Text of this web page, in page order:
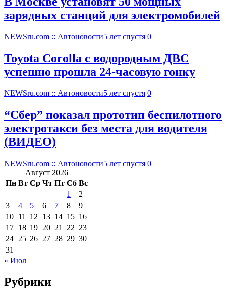
зарядных станций для электромобилей
NEWSru.com :: Автоновости5 лет спустя 0
Toyota Corolla с водородным ДВС
успешно прошла 24-часовую гонку
NEWSru.com :: Автоновости5 лет спустя 0
“Сбер” показал прототип беспилотного
электротакси без места для водителя
(ВИДЕО)
NEWSru.com :: Автоновости5 лет спустя 0
Август 2026
Пн Вт Ср Чт Пт Сб Вс
1
2
3
4 5 6 7 8
9
10 11 12 13 14 15 16
17 18 19 20 21 22 23
24 25 26 27 28 29 30
31
« Июл
Рубрики